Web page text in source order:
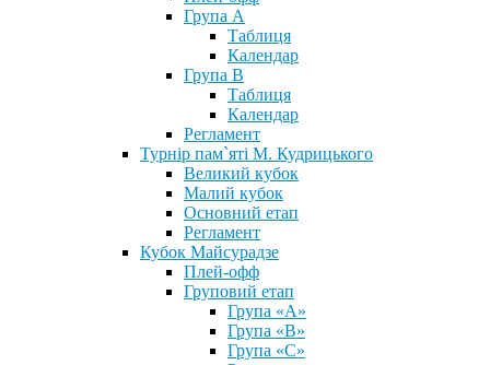
Група А
Таблиця
Календар
Група В
Таблиця
Календар
Регламент
Турнір пам`яті М. Кудрицького
Великий кубок
Малий кубок
Основний етап
Регламент
Кубок Майсурадзе
Плей-офф
Груповий етап
Група «А»
Група «B»
Група «C»